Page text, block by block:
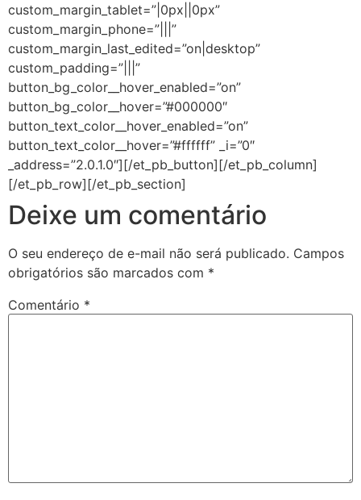
custom_margin_tablet=”|0px||0px”
custom_margin_phone=”|||”
custom_margin_last_edited=”on|desktop”
custom_padding=”|||”
button_bg_color__hover_enabled=”on”
button_bg_color__hover=”#000000″
button_text_color__hover_enabled=”on”
button_text_color__hover=”#ffffff” _i=”0″
_address=”2.0.1.0″][/et_pb_button][/et_pb_column]
[/et_pb_row][/et_pb_section]
Deixe um comentário
O seu endereço de e-mail não será publicado. Campos
obrigatórios são marcados com *
Comentário *